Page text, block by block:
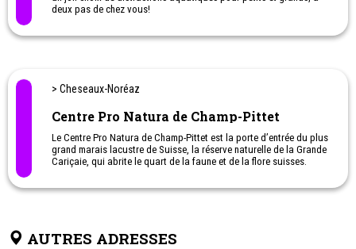
deux pas de chez vous!
> Cheseaux-Noréaz
Centre Pro Natura de Champ-Pittet
Le Centre Pro Natura de Champ-Pittet est la porte d’entrée du plus
grand marais lacustre de Suisse, la réserve naturelle de la Grande
Cariçaie, qui abrite le quart de la faune et de la flore suisses.
AUTRES ADRESSES